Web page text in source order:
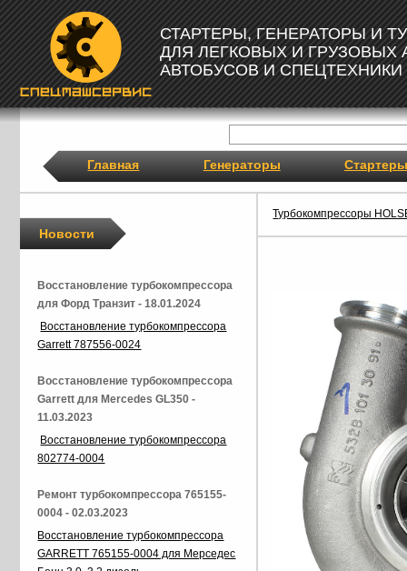
СТАРТЕРЫ, ГЕНЕРАТОРЫ И
ДЛЯ ЛЕГКОВЫХ И ГРУЗОВЫХ
АВТОБУСОВ И СПЕЦТЕХНИКИ
Главная Генераторы Стартеры
Турбокомпрессоры
Новости
Восстановление турбокомпрессора
для Форд Транзит - 18.01.2024
Восстановление турбокомпрессора
Garrett 787556-0024
Восстановление турбокомпрессора
Garrett для Mercedes GL350 -
11.03.2023
Восстановление турбокомпрессора
802774-0004
Ремонт турбокомпрессора 765155-
0004 - 02.03.2023
Восстановление турбокомпрессора
GARRETT 765155-0004 для Мерседес